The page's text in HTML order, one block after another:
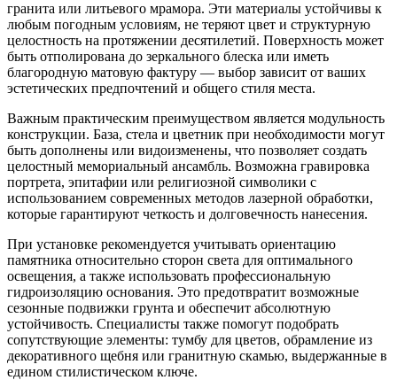
гранита или литьевого мрамора. Эти материалы устойчивы к
любым погодным условиям, не теряют цвет и структурную
целостность на протяжении десятилетий. Поверхность может
быть отполирована до зеркального блеска или иметь
благородную матовую фактуру — выбор зависит от ваших
эстетических предпочтений и общего стиля места.
Важным практическим преимуществом является модульность
конструкции. База, стела и цветник при необходимости могут
быть дополнены или видоизменены, что позволяет создать
целостный мемориальный ансамбль. Возможна гравировка
портрета, эпитафии или религиозной символики с
использованием современных методов лазерной обработки,
которые гарантируют четкость и долговечность нанесения.
При установке рекомендуется учитывать ориентацию
памятника относительно сторон света для оптимального
освещения, а также использовать профессиональную
гидроизоляцию основания. Это предотвратит возможные
сезонные подвижки грунта и обеспечит абсолютную
устойчивость. Специалисты также помогут подобрать
сопутствующие элементы: тумбу для цветов, обрамление из
декоративного щебня или гранитную скамью, выдержанные в
едином стилистическом ключе.